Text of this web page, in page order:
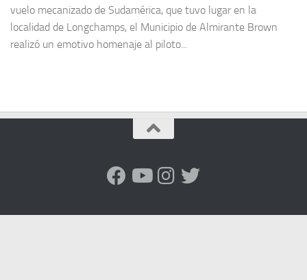
vuelo mecanizado de Sudamérica, que tuvo lugar en la
localidad de Longchamps, el Municipio de Almirante Brown
realizó un emotivo homenaje al piloto...